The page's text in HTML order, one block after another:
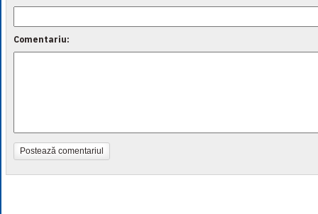
Comentariu:
Postează comentariul